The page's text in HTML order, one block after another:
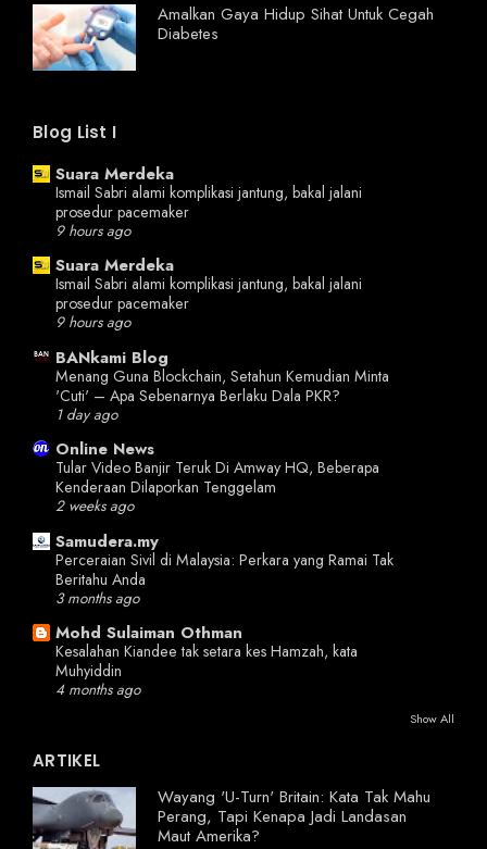
Amalkan Gaya Hidup Sihat Untuk Cegah
Diabetes
Blog List I
Suara Merdeka
Ismail Sabri alami komplikasi jantung, bakal jalani
prosedur pacemaker
9 hours ago
Suara Merdeka
Ismail Sabri alami komplikasi jantung, bakal jalani
prosedur pacemaker
9 hours ago
BANkami Blog
Menang Guna Blockchain, Setahun Kemudian Minta
'Cuti' – Apa Sebenarnya Berlaku Dala PKR?
1 day ago
Online News
Tular Video Banjir Teruk Di Amway HQ, Beberapa
Kenderaan Dilaporkan Tenggelam
2 weeks ago
Samudera.my
Perceraian Sivil di Malaysia: Perkara yang Ramai Tak
Beritahu Anda
3 months ago
Mohd Sulaiman Othman
Kesalahan Kiandee tak setara kes Hamzah, kata
Muhyiddin
4 months ago
Show All
ARTIKEL
Wayang 'U-Turn' Britain: Kata Tak Mahu
Perang, Tapi Kenapa Jadi Landasan
Maut Amerika?